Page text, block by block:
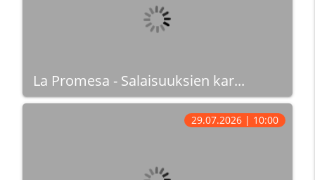
La Promesa - Salaisuuksien kar...
29.07.2026 | 10:00